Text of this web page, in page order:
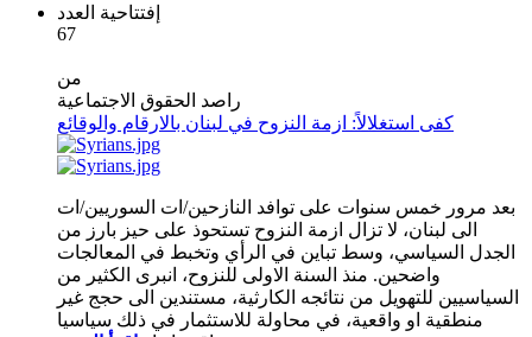
إفتتاحية العدد
67
من
راصد الحقوق الاجتماعية
كفى استغلالاً: ازمة النزوح في لبنان بالارقام والوقائع
بعد مرور خمس سنوات على توافد النازحين/ات السوريين/ات
الى لبنان، لا تزال ازمة النزوح تستحوذ على حيز بارز من
الجدل السياسي، وسط تباين في الرأي وتخبط في المعالجات
واضحين. منذ السنة الاولى للنزوح، انبرى الكثير من
السياسيين للتهويل من نتائجه الكارثية، مستندين الى حجج غير
منطقية او واقعية، في محاولة للاستثمار في ذلك سياسيا